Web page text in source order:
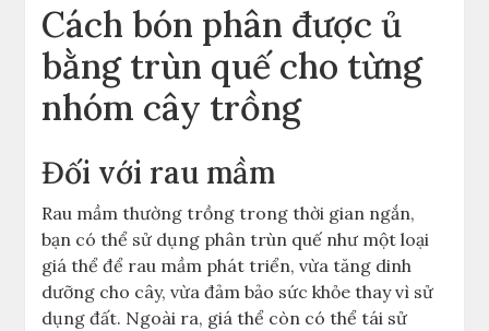
Cách bón phân được ủ
bằng trùn quế cho từng
nhóm cây trồng
Đối với rau mầm
Rau mầm thường trồng trong thời gian ngắn,
bạn có thể sử dụng phân trùn quế như một loại
giá thể để rau mầm phát triển, vừa tăng dinh
dưỡng cho cây, vừa đảm bảo sức khỏe thay vì sử
dụng đất. Ngoài ra, giá thể còn có thể tái sử